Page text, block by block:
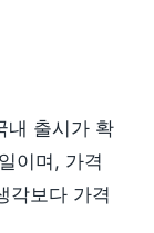
내 출시가 확
이며, 가격
각보다 가격